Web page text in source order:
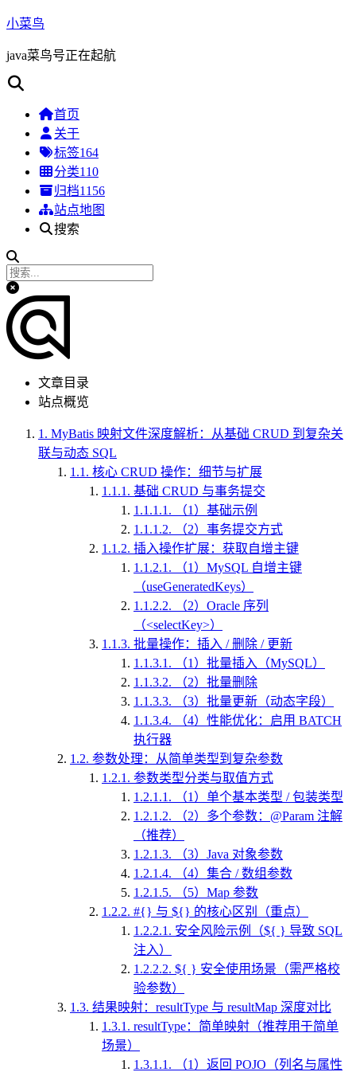
小菜鸟
java菜鸟号正在起航
首页
关于
标签164
分类110
归档1156
站点地图
搜索
文章目录
站点概览
1. MyBatis 映射文件深度解析：从基础 CRUD 到复杂关
联与动态 SQL
1.1. 核心 CRUD 操作：细节与扩展
1.1.1. 基础 CRUD 与事务提交
1.1.1.1.
（1）基础示例
1.1.1.2.
（2）事务提交方式
1.1.2. 插入操作扩展：获取自增主键
1.1.2.1.
（1）MySQL 自增主键
（useGeneratedKeys）
1.1.2.2.
（2）Oracle 序列
（<selectKey>）
1.1.3. 批量操作：插入 / 删除 / 更新
1.1.3.1.
（1）批量插入（MySQL）
1.1.3.2.
（2）批量删除
1.1.3.3.
（3）批量更新（动态字段）
1.1.3.4.
（4）性能优化：启用 BATCH
执行器
1.2. 参数处理：从简单类型到复杂参数
1.2.1. 参数类型分类与取值方式
1.2.1.1.
（1）单个基本类型 / 包装类型
1.2.1.2.
（2）多个参数：@Param 注解
（推荐）
1.2.1.3.
（3）Java 对象参数
1.2.1.4.
（4）集合 / 数组参数
1.2.1.5.
（5）Map 参数
1.2.2. #{} 与 ${} 的核心区别（重点）
1.2.2.1. 安全风险示例（${ } 导致 SQL
注入）
1.2.2.2. ${ } 安全使用场景（需严格校
验参数）
1.3. 结果映射：resultType 与 resultMap 深度对比
1.3.1. resultType：简单映射（推荐用于简单
场景）
1.3.1.1.
（1）返回 POJO（列名与属性